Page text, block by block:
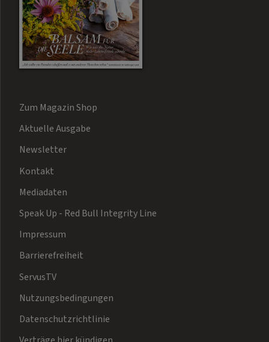
Zum Magazin Shop
Aktuelle Ausgabe
Newsletter
Kontakt
Mediadaten
Speak Up - Red Bull Integrity Line
Impressum
Barrierefreiheit
ServusTV
Nutzungsbedingungen
Datenschutzrichtlinie